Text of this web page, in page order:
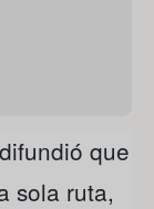
que
sola ruta,